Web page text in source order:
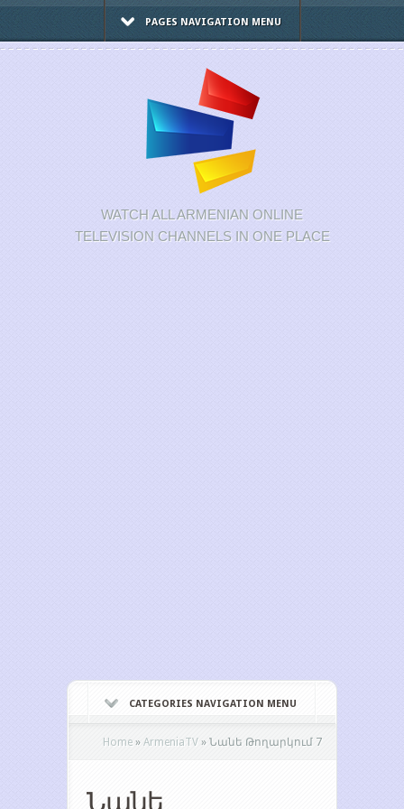
PAGES NAVIGATION MENU
WATCH ALL ARMENIAN ONLINE
TELEVISION CHANNELS IN ONE PLACE
CATEGORIES NAVIGATION MENU
Home » ArmeniaTV » Նանե Թողարկում 7
Նանե